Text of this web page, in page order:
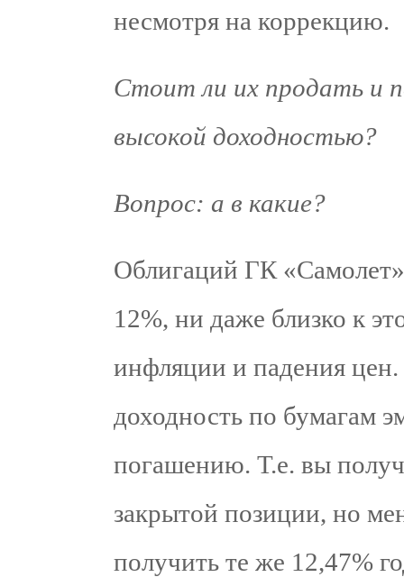
несмотря на коррекцию.
Стоит ли их продать и
высокой доходностью?
Вопрос: а в какие?
Облигаций ГК
12%, ни даже близко к
инфляции и падения
доходность по бумагам
погашению. Т.е. вы
закрытой позиции, но
получить те же 12,47%